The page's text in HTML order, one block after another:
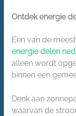
Ontdek energie
Een van de
energie delen
alleen wordt
binnen een
Denk aan
waarvan de